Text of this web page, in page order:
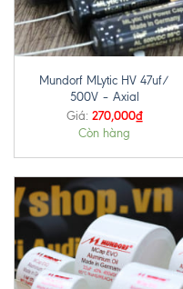
Mundorf MLytic HV 47uf/
500V – Axial
Giá: 270,000₫
Còn hàng